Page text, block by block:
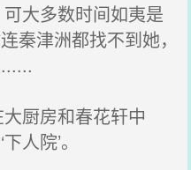
大多数时间如夷是
秦津洲都找不到她，
厨房和春花轩中
人院’。